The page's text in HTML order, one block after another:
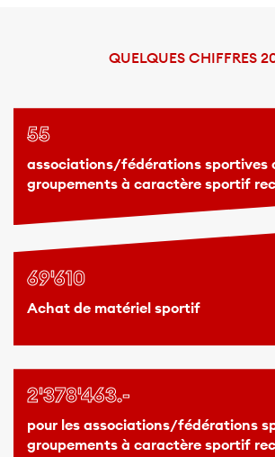
QUELQUES CHIFFRES
55
associations/fédérations sportives
groupements à caractère sportif
69'610
Achat de matériel sportif
2'378'463.-
pour les associations/fédérations
groupements à caractère sportif